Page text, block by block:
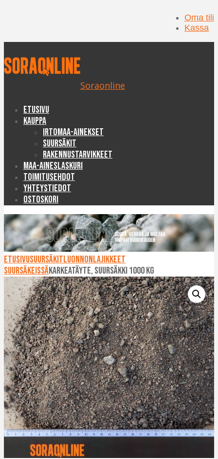
Oma tili
Kassa
Soraonline
Etusivu
Kauppa
Irtomaa-ainekset
Suursäkit
Rakennustarvikkeet
Maa-aineslaskuri
Toimitusehdot
Yhteystiedot
Ostoskori
EtusivuSuursäkitLuonnonlajikkeet
suursäkeissäKarkeatäyte, suursäkki 1000 kg